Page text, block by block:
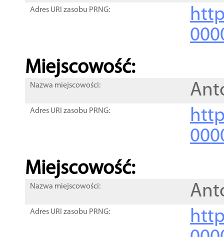
Adres URI zasobu PRNG:
Miejscowość:
Nazwa miejscowości:
Adres URI zasobu PRNG:
Miejscowość:
Nazwa miejscowości:
Adres URI zasobu PRNG: